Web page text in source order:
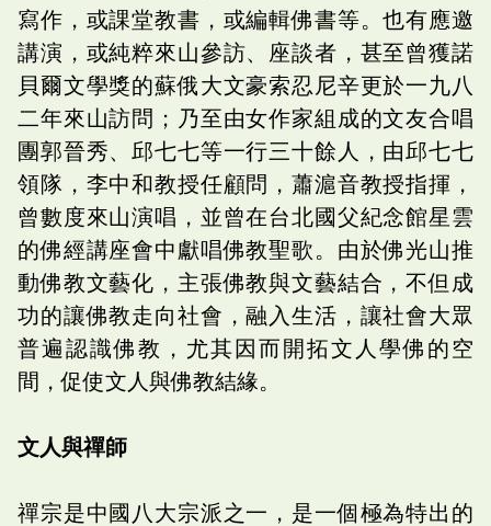
寫作，或課堂教書，或編輯佛書等。也有應邀
講演，或純粹來山參訪、座談者，甚至曾獲諾
貝爾文學獎的蘇俄大文豪索忍尼辛更於一九八
二年來山訪問；乃至由女作家組成的文友合唱
團郭晉秀、邱七七等一行三十餘人，由邱七七
領隊，李中和教授任顧問，蕭滬音教授指揮，
曾數度來山演唱，並曾在台北國父紀念館星雲
的佛經講座會中獻唱佛教聖歌。由於佛光山推
動佛教文藝化，主張佛教與文藝結合，不但成
功的讓佛教走向社會，融入生活，讓社會大眾
普遍認識佛教，尤其因而開拓文人學佛的空
間，促使文人與佛教結緣。
文人與禪師
禪宗是中國八大宗派之一，是一個極為特出的